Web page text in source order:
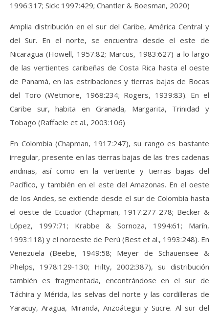
1996:317; Sick: 1997:429; Chantler & Boesman, 2020)
Amplia distribución en el sur del Caribe, América Central y
del Sur. En el norte, se encuentra desde el este de
Nicaragua (Howell, 1957:82; Marcus, 1983:627) a lo largo
de las vertientes caribeñas de Costa Rica hasta el oeste
de Panamá, en las estribaciones y tierras bajas de Bocas
del Toro (Wetmore, 1968:234; Rogers, 1939:83). En el
Caribe sur, habita en Granada, Margarita, Trinidad y
Tobago (Raffaele et al., 2003:106)
En Colombia (Chapman, 1917:247), su rango es bastante
irregular, presente en las tierras bajas de las tres cadenas
andinas, así como en la vertiente y tierras bajas del
Pacífico, y también en el este del Amazonas. En el oeste
de los Andes, se extiende desde el sur de Colombia hasta
el oeste de Ecuador (Chapman, 1917:277-278; Becker &
López, 1997:71; Krabbe & Sornoza, 1994:61; Marín,
1993:118) y el noroeste de Perú (Best et al., 1993:248). En
Venezuela (Beebe, 1949:58; Meyer de Schauensee &
Phelps, 1978:129-130; Hilty, 2002:387), su distribución
también es fragmentada, encontrándose en el sur de
Táchira y Mérida, las selvas del norte y las cordilleras de
Yaracuy, Aragua, Miranda, Anzoátegui y Sucre. Al sur del